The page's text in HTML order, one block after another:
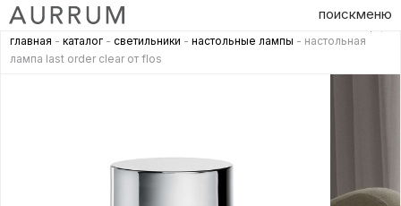
поискменю
главная - каталог - светильники - настольные лампы - настольная
лампа last order clear от flos